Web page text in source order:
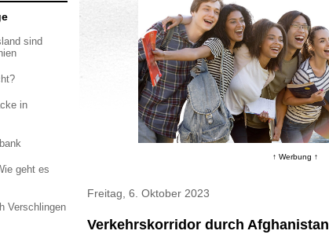
↑ Werbung ↑
Freitag, 6. Oktober 2023
Verkehrskorridor durch Afghanistan
sind
in
geht es
Verschlingen